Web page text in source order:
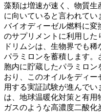
藻類は増速が速く、物質
に向いていると言われて
バイオディーゼル燃料に変
のサプリメントに利用した
ドリムシは、生物界でも
パラミロンを蓄積します。
胞内に貯蔵したパラミロン
おり、このオイルをディー
用する実証試験が進んで
は、地球温暖化対策と有
ガスのような高濃度二酸